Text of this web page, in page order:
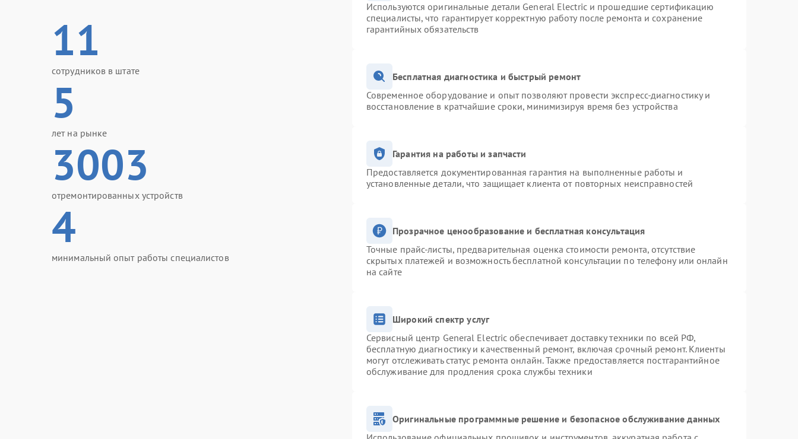
11
сотрудников в штате
5
лет на рынке
3003
отремонтированных устройств
4
минимальный опыт работы специалистов
Используются оригинальные детали General Electric и прошедшие сертификацию
специалисты, что гарантирует корректную работу после ремонта и сохранение
гарантийных обязательств
Бесплатная диагностика и быстрый ремонт
Современное оборудование и опыт позволяют провести экспресс-диагностику и
восстановление в кратчайшие сроки, минимизируя время без устройства
Гарантия на работы и запчасти
Предоставляется документированная гарантия на выполненные работы и
установленные детали, что защищает клиента от повторных неисправностей
Прозрачное ценообразование и бесплатная консультация
Точные прайс-листы, предварительная оценка стоимости ремонта, отсутствие
скрытых платежей и возможность бесплатной консультации по телефону или онлайн
на сайте
Широкий спектр услуг
Сервисный центр General Electric обеспечивает доставку техники по всей РФ,
бесплатную диагностику и качественный ремонт, включая срочный ремонт. Клиенты
могут отслеживать статус ремонта онлайн. Также предоставляется постгарантийное
обслуживание для продления срока службы техники
Оригинальные программные решение и безопасное обслуживание данных